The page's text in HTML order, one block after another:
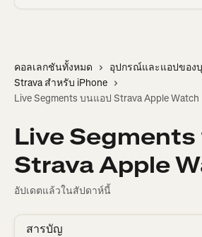
คอลเลกชันทั้งหมด
อุปกรณ์และแอปของ
Strava สำหรับ iPhone
Live Segments บนแอป Strava Apple Watch
Live Segments
Strava Apple
อัปเดตแล้วในสัปดาห์นี้
สารบัญ